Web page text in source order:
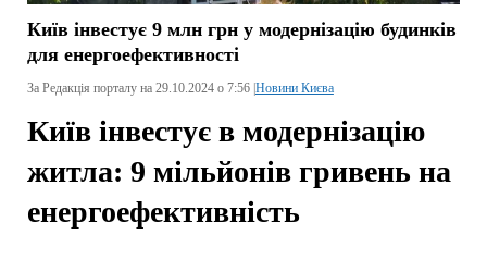
Київ інвестує 9 млн грн у модернізацію будинків
для енергоефективності
За Редакція порталу на 29.10.2024 о 7:56 | Новини Києва
Київ інвестує в модернізацію
житла: 9 мільйонів гривень на
енергоефективність